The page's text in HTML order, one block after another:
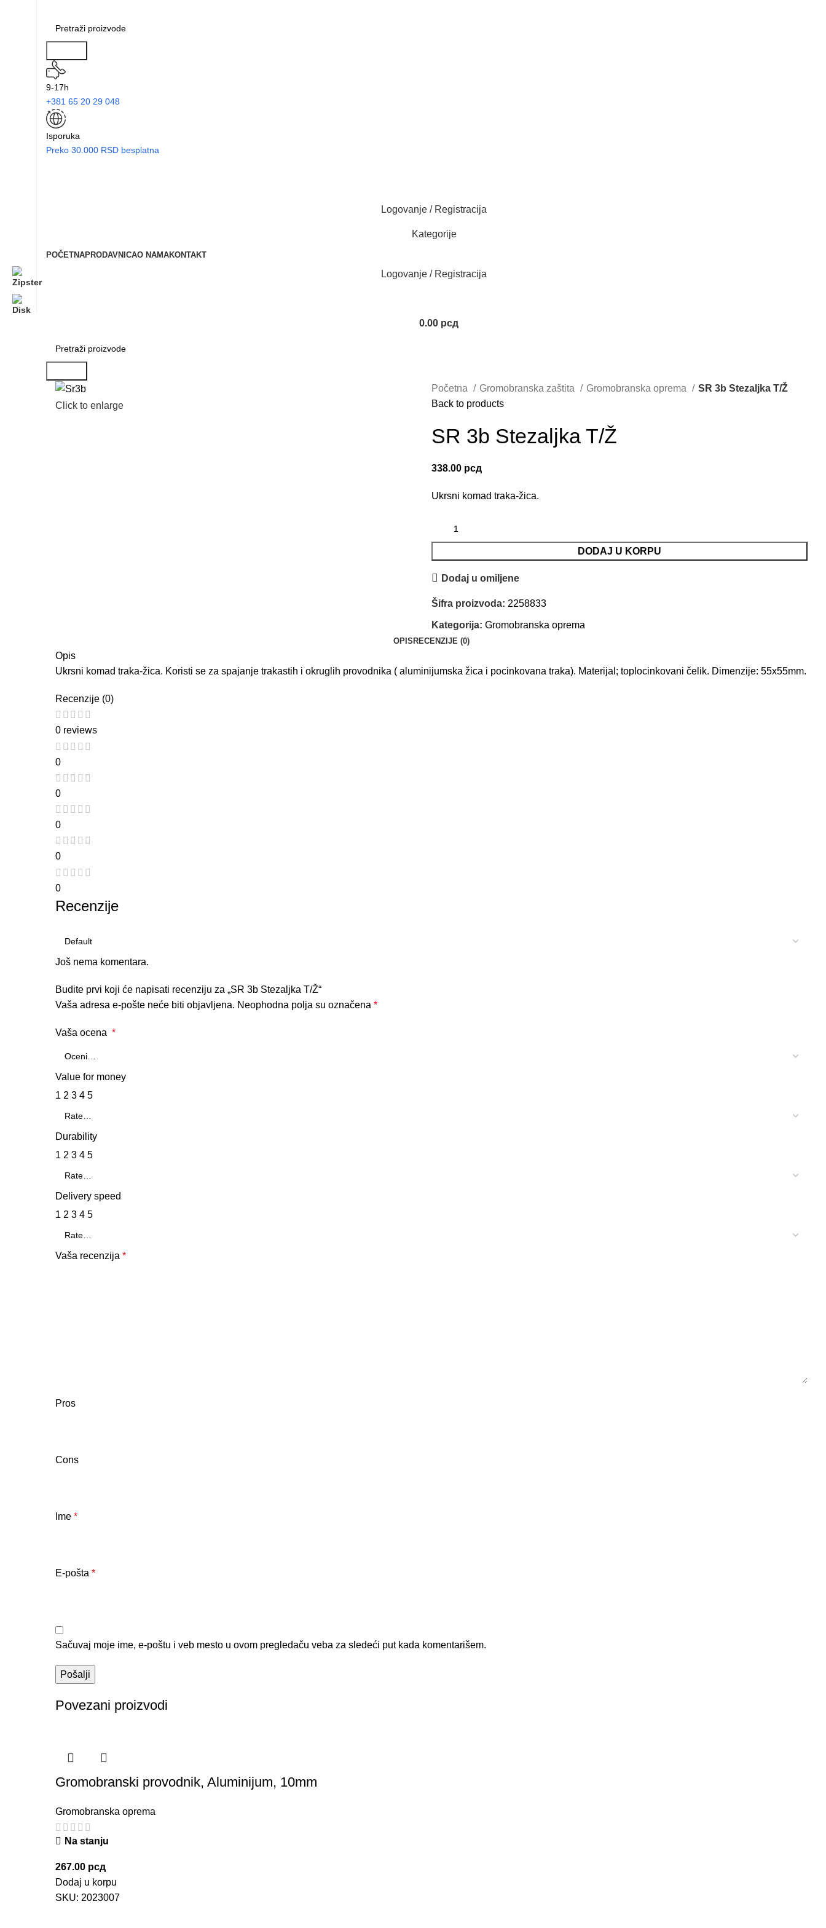
9-17h
+381 65 20 29 048
Isporuka
Preko 30.000 RSD besplatna
Logovanje / Registracija
Kategorije
POČETNAPRODAVNICAO NAMAKONTAKT
Logovanje / Registracija
0.00 рсд
Click to enlarge
Početna Gromobranska zaštita Gromobranska oprema
SR 3b Stezaljka T/Ž
Back to products
SR 3b Stezaljka T/Ž
338.00 рсд
Ukrsni komad traka-žica.
DODAJ U KORPU
Dodaj u omiljene
Šifra proizvoda: 2258833
Kategorija: Gromobranska oprema
OPIS RECENZIJE (0)
Opis
Ukrsni komad traka-žica. Koristi se za spajanje trakastih i okruglih provodnika ( aluminijumska žica i pocinkovana traka). Materijal; toplocinkovani čelik. Dimenzije: 55x55mm.
Recenzije (0)
0 reviews
0
0
0
0
0
Recenzije
Još nema komentara.
Budite prvi koji će napisati recenziju za „SR 3b Stezaljka T/Ž“
Vaša adresa e-pošte neće biti objavljena. Neophodna polja su označena *
Vaša ocena *
Value for money
1 2 3 4 5
Durability
1 2 3 4 5
Delivery speed
1 2 3 4 5
Vaša recenzija *
Pros
Cons
Ime *
E-pošta *
Sačuvaj moje ime, e-poštu i veb mesto u ovom pregledaču veba za sledeći put kada komentarišem.
Povezani proizvodi
Gromobranski provodnik, Aluminijum, 10mm
Gromobranska oprema
Na stanju
267.00 рсд
Dodaj u korpu
SKU: 2023007